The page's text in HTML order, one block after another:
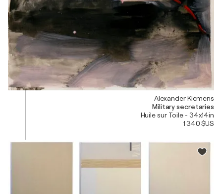
Alexander Klemens
Military secretaries
Huile sur Toile - 34x14in
1 340 $US